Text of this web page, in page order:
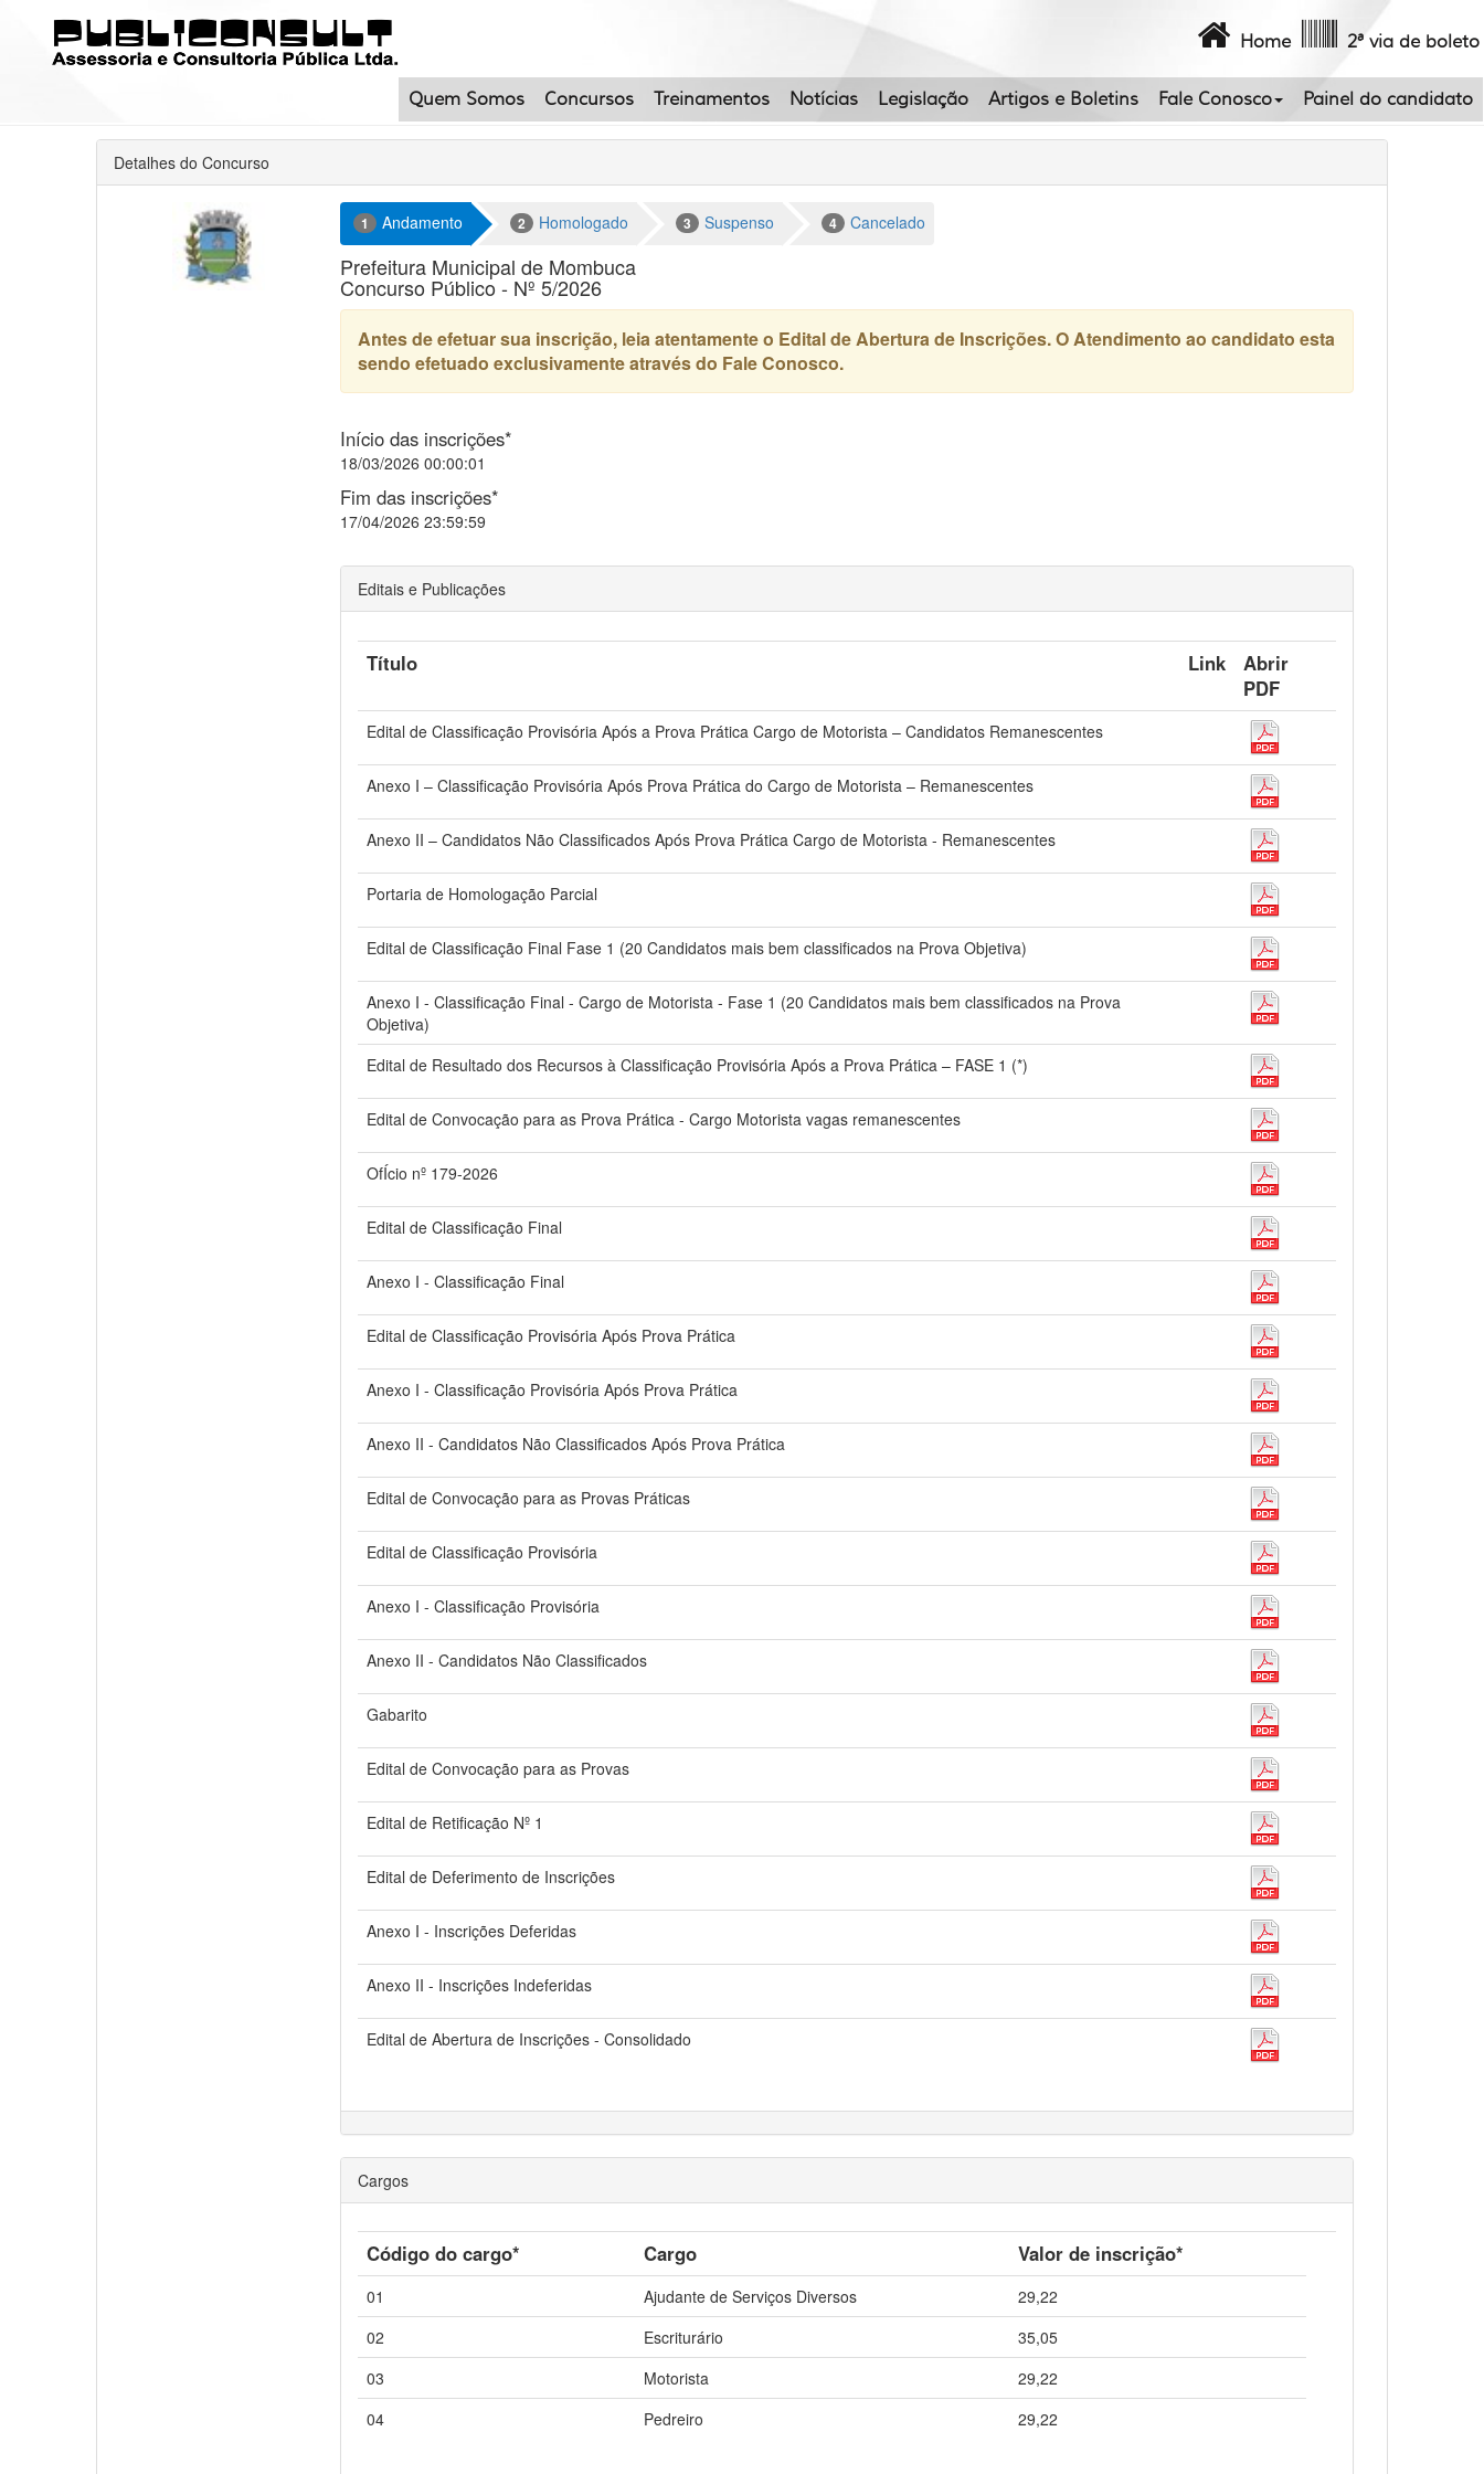
2ª via de boleto
Home
Quem Somos Concursos Treinamentos Notícias Legislação Artigos e Boletins Fale Conosco Painel do candidato
Detalhes do Concurso
1 Andamento 2 Homologado 3 Suspenso 4 Cancelado
Prefeitura Municipal de Mombuca
Concurso Público - Nº 5/2026
Antes de efetuar sua inscrição, leia atentamente o Edital de Abertura de Inscrições. O Atendimento ao candidato esta
sendo efetuado exclusivamente através do Fale Conosco.
Início das inscrições*
18/03/2026 00:00:01
Fim das inscrições*
17/04/2026 23:59:59
Editais e Publicações
Título Link
Abrir
PDF
Edital de Classificação Provisória Após a Prova Prática Cargo de Motorista – Candidatos Remanescentes
Anexo I – Classificação Provisória Após Prova Prática do Cargo de Motorista – Remanescentes
Anexo II – Candidatos Não Classificados Após Prova Prática Cargo de Motorista - Remanescentes
Portaria de Homologação Parcial
Edital de Classificação Final Fase 1 (20 Candidatos mais bem classificados na Prova Objetiva)
Anexo I - Classificação Final - Cargo de Motorista - Fase 1 (20 Candidatos mais bem classificados na Prova
Objetiva)
Edital de Resultado dos Recursos à Classificação Provisória Após a Prova Prática – FASE 1 (*)
Edital de Convocação para as Prova Prática - Cargo Motorista vagas remanescentes
OfÍcio nº 179-2026
Edital de Classificação Final
Anexo I - Classificação Final
Edital de Classificação Provisória Após Prova Prática
Anexo I - Classificação Provisória Após Prova Prática
Anexo II - Candidatos Não Classificados Após Prova Prática
Edital de Convocação para as Provas Práticas
Edital de Classificação Provisória
Anexo I - Classificação Provisória
Anexo II - Candidatos Não Classificados
Gabarito
Edital de Convocação para as Provas
Edital de Retificação Nº 1
Edital de Deferimento de Inscrições
Anexo I - Inscrições Deferidas
Anexo II - Inscrições Indeferidas
Edital de Abertura de Inscrições - Consolidado
Cargos
Código do cargo* Cargo Valor de inscrição*
01 Ajudante de Serviços Diversos
29,22
02
Escriturário
35,05
03
Motorista
29,22
04
Pedreiro 29,22